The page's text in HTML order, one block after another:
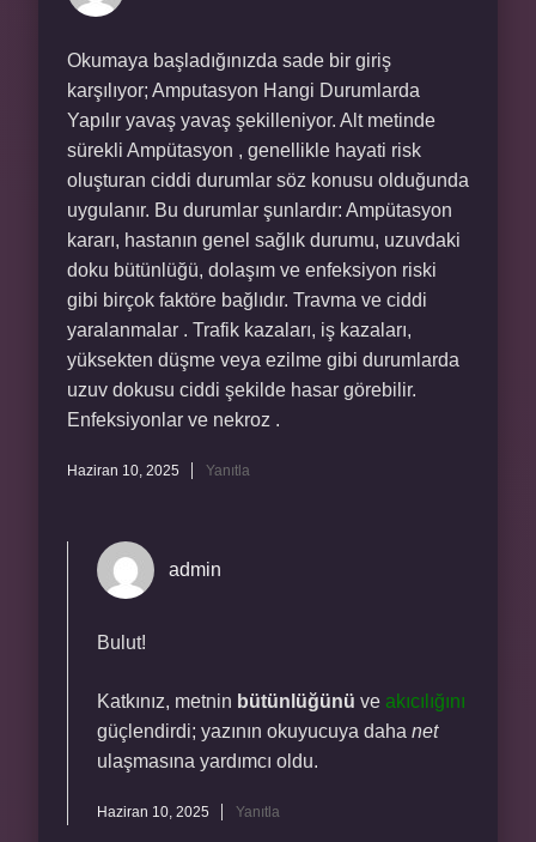
Okumaya başladığınızda sade bir giriş
karşılıyor; Amputasyon Hangi Durumlarda
Yapılır yavaş yavaş şekilleniyor. Alt metinde
sürekli Ampütasyon , genellikle hayati risk
oluşturan ciddi durumlar söz konusu olduğunda
uygulanır. Bu durumlar şunlardır: Ampütasyon
kararı, hastanın genel sağlık durumu, uzuvdaki
doku bütünlüğü, dolaşım ve enfeksiyon riski
gibi birçok faktöre bağlıdır. Travma ve ciddi
yaralanmalar . Trafik kazaları, iş kazaları,
yüksekten düşme veya ezilme gibi durumlarda
uzuv dokusu ciddi şekilde hasar görebilir.
Enfeksiyonlar ve nekroz .
Haziran 10, 2025 Yanıtla
admin
Bulut!
Katkınız, metnin bütünlüğünü ve akıcılığını
güçlendirdi; yazının okuyucuya daha net
ulaşmasına yardımcı oldu.
Haziran 10, 2025 Yanıtla